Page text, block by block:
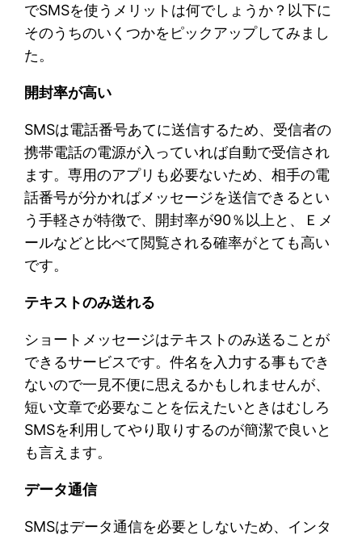
でSMSを使うメリットは何でしょうか？以下に
そのうちのいくつかをピックアップしてみまし
た。
開封率が高い
SMSは電話番号あてに送信するため、受信者の
携帯電話の電源が入っていれば自動で受信され
ます。専用のアプリも必要ないため、相手の電
話番号が分かればメッセージを送信できるとい
う手軽さが特徴で、開封率が90％以上と、Ｅメ
ールなどと比べて閲覧される確率がとても高い
です。
テキストのみ送れる
ショートメッセージはテキストのみ送ることが
できるサービスです。件名を入力する事もでき
ないので一見不便に思えるかもしれませんが、
短い文章で必要なことを伝えたいときはむしろ
SMSを利用してやり取りするのが簡潔で良いと
も言えます。
データ通信
SMSはデータ通信を必要としないため、インタ